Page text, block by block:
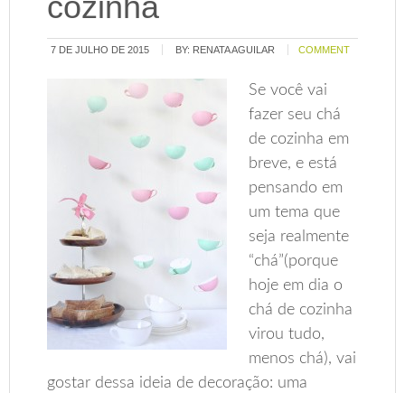
7 DE JULHO DE 2015 BY: RENATA AGUILAR COMMENT
Se você vai
fazer seu chá
de cozinha em
breve, e está
pensando em
um tema que
seja realmente
“chá”(porque
hoje em dia o
chá de cozinha
virou tudo,
menos chá), vai
gostar dessa ideia de decoração: uma